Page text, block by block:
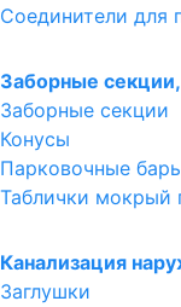
Соединители для
Заборные
Заборные секции
Конусы
Парковочные
Таблички мокрый
Канализация
Заглушки